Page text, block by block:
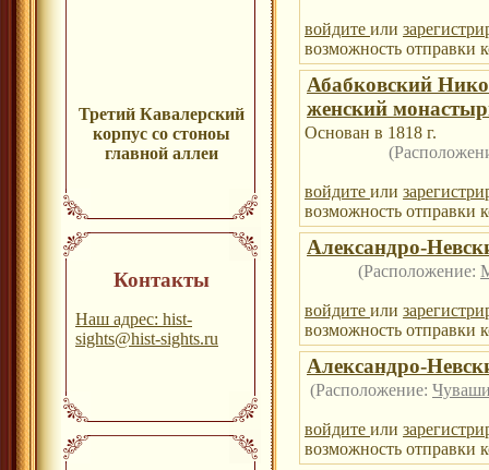
Третий Кавалерский
корпус со стоноы
главной аллеи
Контакты
Наш адрес: hist-
sights@hist-sights.ru
войдите или
возможность отправки
Абабковский
женский
Основан в 1818 г.
войдите или
возможность отправки
Александро-
(Расположение:
войдите или
возможность отправки
Александро-
(Расположение:
войдите или
возможность отправки